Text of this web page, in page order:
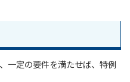
一定の要件を満たせば、特例